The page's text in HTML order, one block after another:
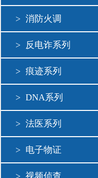
> 消防火调
> 反电诈系列
> 痕迹系列
> DNA系列
> 法医系列
> 电子物证
> 视频侦查